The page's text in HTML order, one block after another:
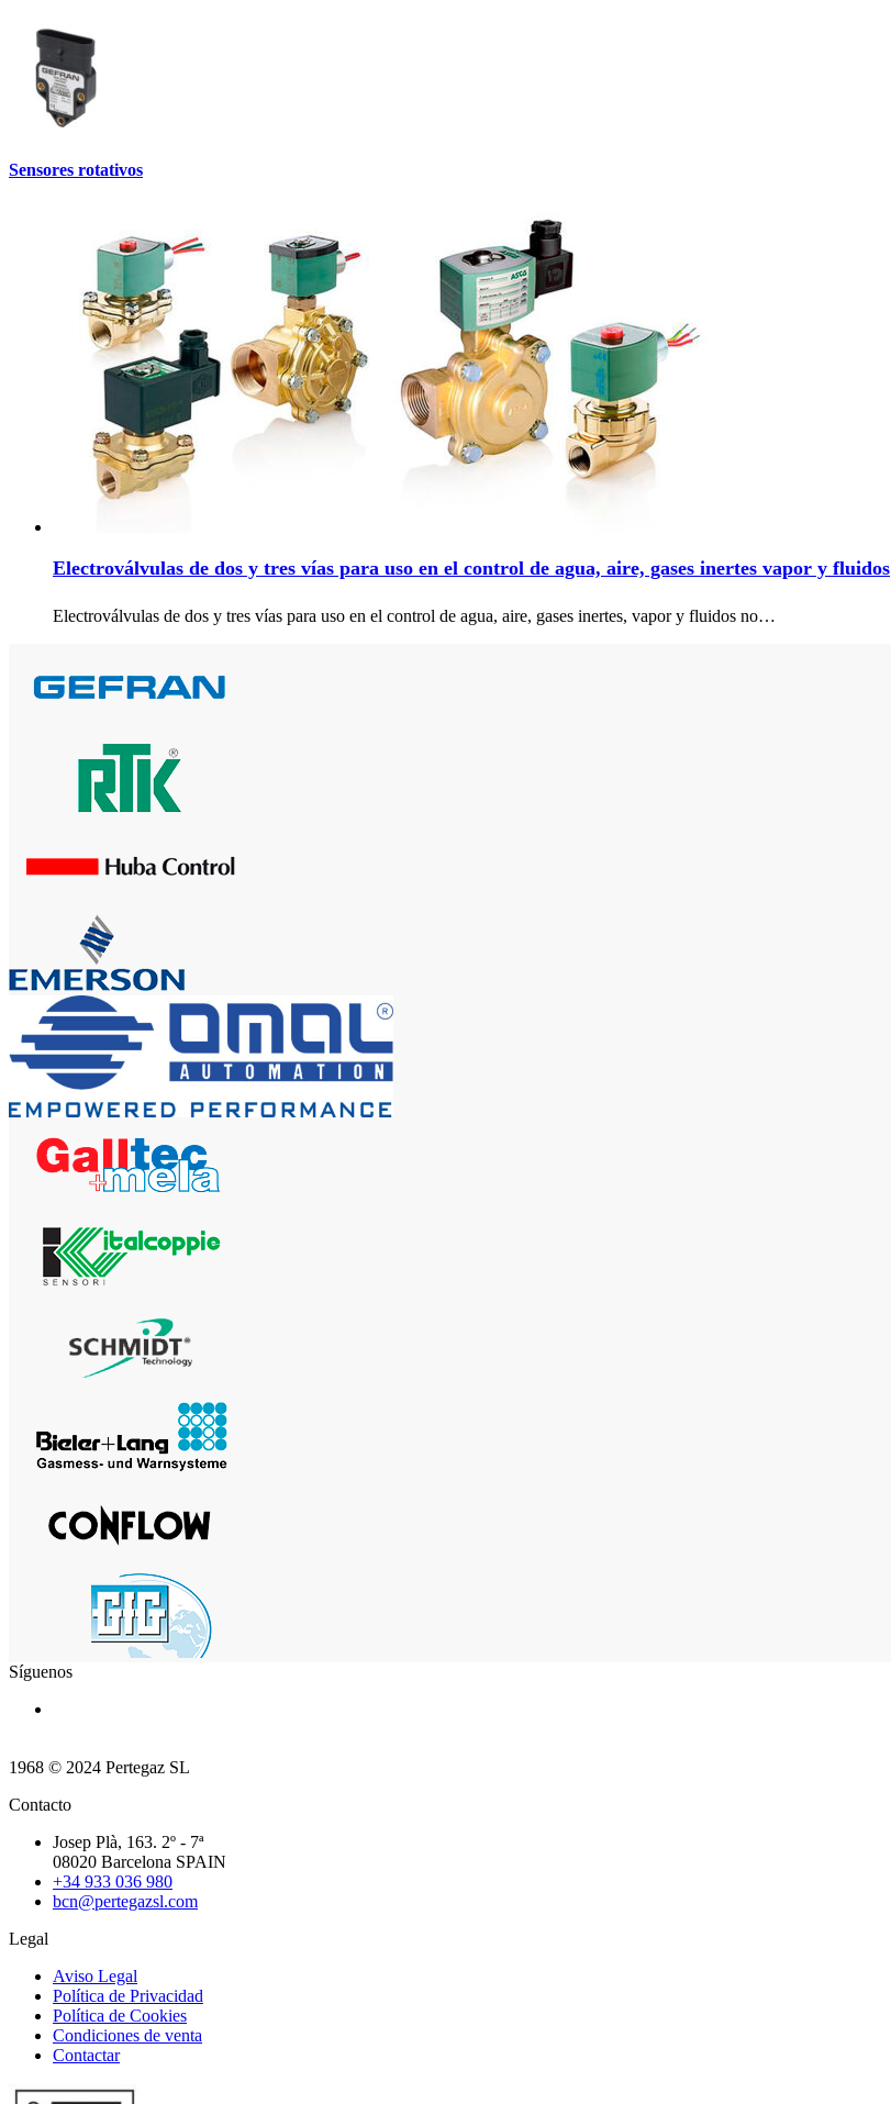
Sensores rotativos
Electroválvulas de dos y tres vías para uso en el control de agua, aire, gases inertes vapor y fluidos
Electroválvulas de dos y tres vías para uso en el control de agua, aire, gases inertes, vapor y fluidos no…
Síguenos
1968 © 2024 Pertegaz SL
Contacto
Josep Plà, 163. 2º - 7ª
08020 Barcelona SPAIN
+34 933 036 980
bcn@pertegazsl.com
Legal
Aviso Legal
Política de Privacidad
Política de Cookies
Condiciones de venta
Contactar